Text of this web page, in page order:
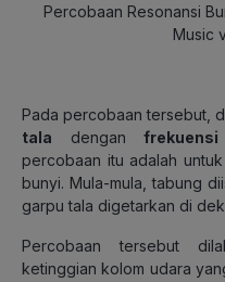
Percobaan Resonansi
Music
Pada percobaan tersebut,
tala dengan
percobaan itu adalah
bunyi. Mula-mula, tabung
garpu tala digetarkan di
Percobaan tersebut
ketinggian kolom udara